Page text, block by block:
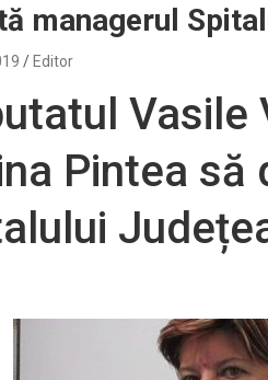
managerul
Editor
Vasile
Pintea să